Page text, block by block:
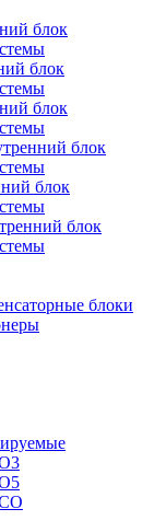
блок
блок
блок
блок
блок
блок
блоки